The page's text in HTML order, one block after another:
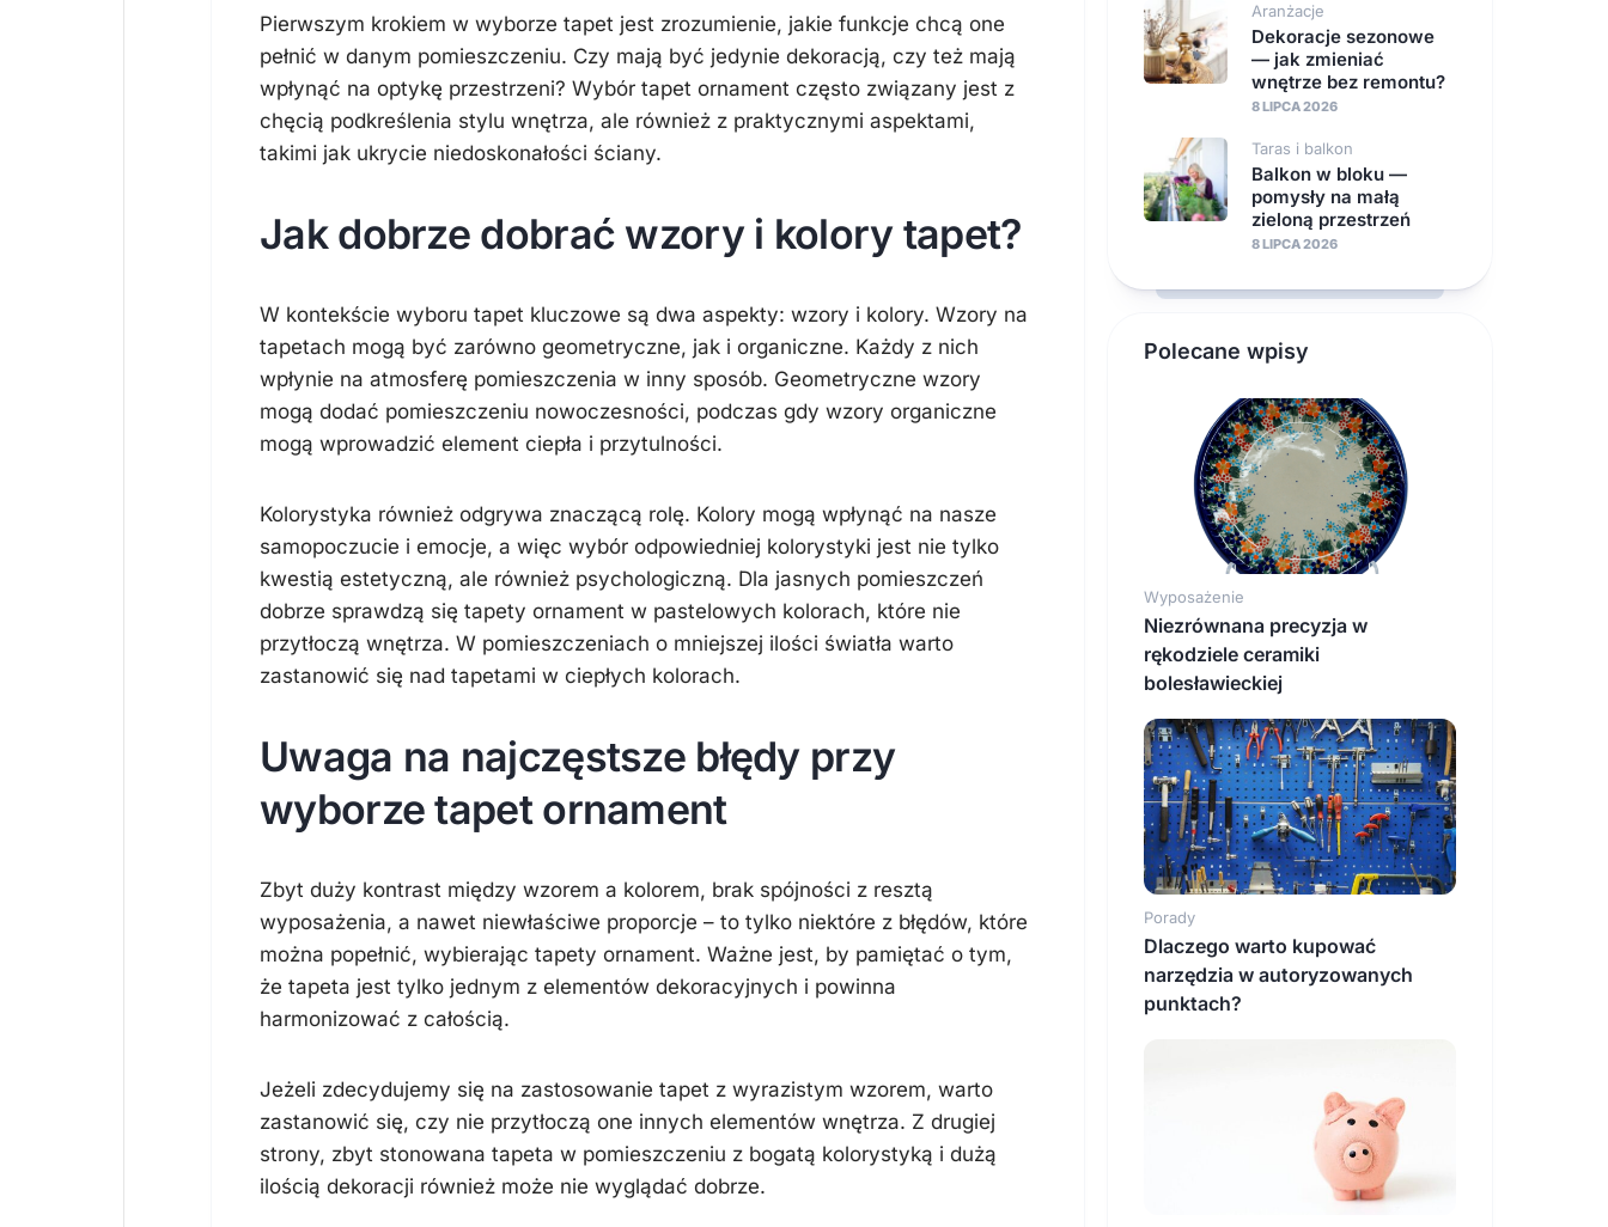
Pierwszym krokiem w wyborze tapet jest zrozumienie, jakie funkcje chcą one
pełnić w danym pomieszczeniu. Czy mają być jedynie dekoracją, czy też mają
wpłynąć na optykę przestrzeni? Wybór tapet ornament często związany jest z
chęcią podkreślenia stylu wnętrza, ale również z praktycznymi aspektami,
takimi jak ukrycie niedoskonałości ściany.
Jak dobrze dobrać wzory i kolory tapet?
W kontekście wyboru tapet kluczowe są dwa aspekty: wzory i kolory. Wzory na
tapetach mogą być zarówno geometryczne, jak i organiczne. Każdy z nich
wpłynie na atmosferę pomieszczenia w inny sposób. Geometryczne wzory
mogą dodać pomieszczeniu nowoczesności, podczas gdy wzory organiczne
mogą wprowadzić element ciepła i przytulności.
Kolorystyka również odgrywa znaczącą rolę. Kolory mogą wpłynąć na nasze
samopoczucie i emocje, a więc wybór odpowiedniej kolorystyki jest nie tylko
kwestią estetyczną, ale również psychologiczną. Dla jasnych pomieszczeń
dobrze sprawdzą się tapety ornament w pastelowych kolorach, które nie
przytłoczą wnętrza. W pomieszczeniach o mniejszej ilości światła warto
zastanowić się nad tapetami w ciepłych kolorach.
Uwaga na najczęstsze błędy przy
wyborze tapet ornament
Zbyt duży kontrast między wzorem a kolorem, brak spójności z resztą
wyposażenia, a nawet niewłaściwe proporcje – to tylko niektóre z błędów, które
można popełnić, wybierając tapety ornament. Ważne jest, by pamiętać o tym,
że tapeta jest tylko jednym z elementów dekoracyjnych i powinna
harmonizować z całością.
Jeżeli zdecydujemy się na zastosowanie tapet z wyrazistym wzorem, warto
zastanowić się, czy nie przytłoczą one innych elementów wnętrza. Z drugiej
strony, zbyt stonowana tapeta w pomieszczeniu z bogatą kolorystyką i dużą
ilością dekoracji również może nie wyglądać dobrze.
Aranżacje
Dekoracje sezonowe
— jak zmieniać
wnętrze bez remontu?
8 LIPCA 2026
Taras i balkon
Balkon w bloku —
pomysły na małą
zieloną przestrzeń
8 LIPCA 2026
Polecane wpisy
Wyposażenie
Niezrównana precyzja w
rękodziele ceramiki
bolesławieckiej
Porady
Dlaczego warto kupować
narzędzia w autoryzowanych
punktach?